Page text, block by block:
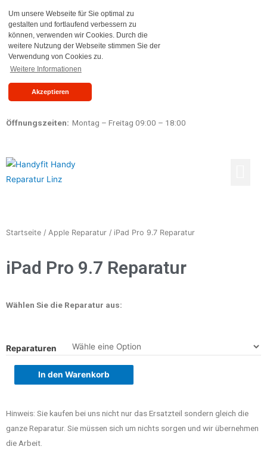
Um unsere Webseite für Sie optimal zu
gestalten und fortlaufend verbessern zu
können, verwenden wir Cookies. Durch die
weitere Nutzung der Webseite stimmen Sie der
Verwendung von Cookies zu.
Weitere Informationen
Akzeptieren
Öffnungszeiten: Montag – Freitag 09:00 – 18:00
Startseite / Apple Reparatur / iPad Pro 9.7 Reparatur
iPad Pro 9.7 Reparatur
Wählen Sie die Reparatur aus:
Reparaturen
In den Warenkorb
Hinweis: Sie kaufen bei uns nicht nur das Ersatzteil sondern gleich die
ganze Reparatur. Sie müssen sich um nichts sorgen und wir übernehmen
die Arbeit.